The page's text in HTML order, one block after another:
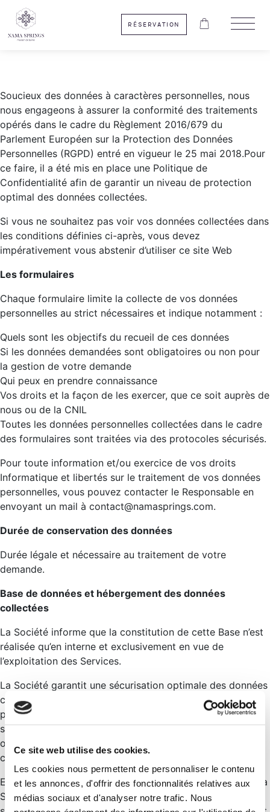
Ce site web utilise des cookies.
Les cookies nous permettent de personnaliser le contenu
et les annonces, d'offrir des fonctionnalités relatives aux
médias sociaux et d'analyser notre trafic. Nous
RÉSERVATION
La magie et les
bienfaits de l’eau
dans une maison de
La magie et les
bienfaits de l’eau
dans une maison de
Réservez votre
Moment
Politique de
Confidentialité
Soucieux des données à caractères personnelles, nous
nous engageons à assurer la conformité des traitements
opérés dans le cadre du Règlement 2016/679 du
Parlement Européen sur la Protection des Données
Personnelles (RGPD) entré en vigueur le 25 mai 2018.Pour
ce faire, il a été mis en place une Politique de
Confidentialité afin de garantir un niveau de protection
optimal des données collectées.
Si vous ne souhaitez pas voir vos données collectées dans
les conditions définies ci-après, vous devez
impérativement vous abstenir d’utiliser ce site Web
Les formulaires
Chaque formulaire limite la collecte de vos données
personnelles au strict nécessaires et indique notamment :
Quels sont les objectifs du recueil de ces données
Si les données demandées sont obligatoires ou non pour
la gestion de votre demande
Qui peux en prendre connaissance
Vos droits et la façon de les exercer, que ce soit auprès de
nous ou de la CNIL
Toutes les données personnelles collectées dans le cadre
des formulaires sont traitées via des protocoles sécurisés.
Pour toute information et/ou exercice de vos droits
Informatique et libertés sur le traitement de vos données
personnelles, vous pouvez contacter le Responsable en
envoyant un mail à contact@namasprings.com.
Durée de conservation des données
Durée légale et nécessaire au traitement de votre
demande.
Base de données et hébergement des données
collectées
La Société informe que la constitution de cette Base n’est
réalisée qu’en interne et exclusivement en vue de
l’exploitation des Services.
La Société garantit une sécurisation optimale des données
contenues dans la Base, laquelle est hébergée auprès d’un
prestataire d’hébergement français dont les serveurs sont
situés sur le territoire français et qui répondent aux
obligations légales et règlementaires quant aux
considérations de sécurité.
En cas de changement de localisation ou de prestataire, la
Société s’engage en tout état de cause à ce que les